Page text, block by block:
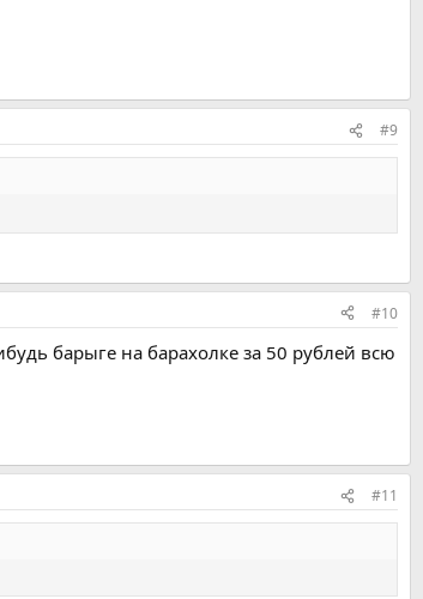
#9
#10
барыге на барахолке за 50 рублей всю
#11